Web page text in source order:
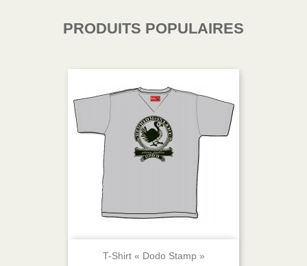
PRODUITS POPULAIRES
T-Shirt « Dodo Stamp »